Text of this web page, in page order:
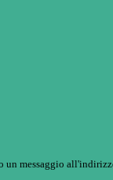
un messaggio